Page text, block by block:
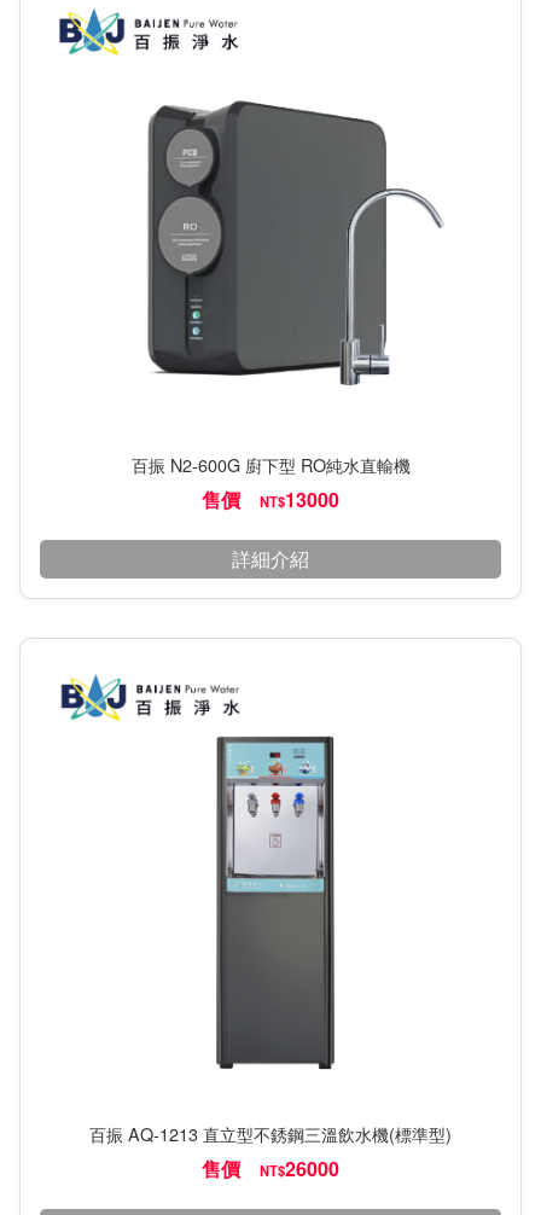
百振 N2-600G 廚下型 RO純水直輸機
售價 NT$13000
詳細介紹
百振 AQ-1213 直立型不銹鋼三溫飲水機(標準型)
售價 NT$26000